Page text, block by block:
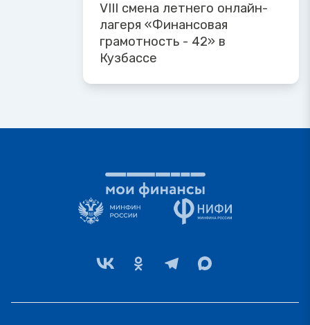
VIII смена летнего онлайн-
лагеря «Финансовая
грамотность - 42» в
Кузбассе